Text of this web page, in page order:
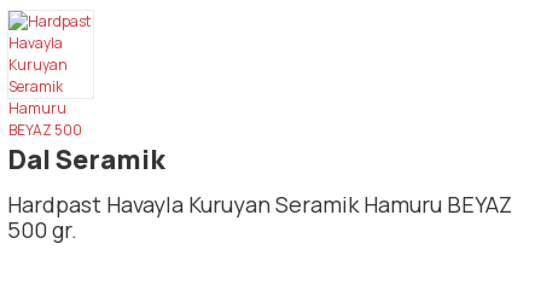
Dal Seramik
Hardpast Havayla Kuruyan Seramik Hamuru BEYAZ
500 gr.